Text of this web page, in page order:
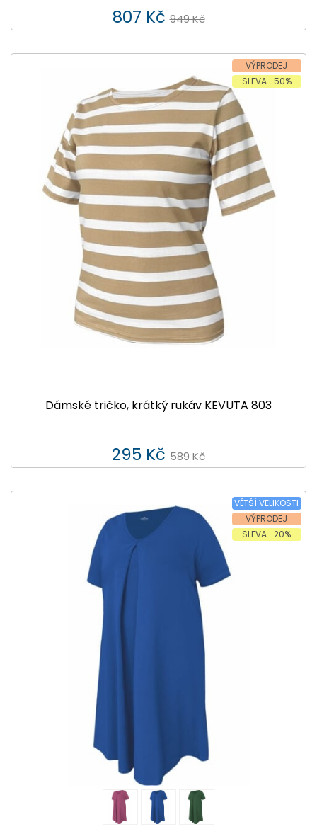
807 Kč 949 Kč
VÝPRODEJ
SLEVA -50%
Dámské tričko, krátký rukáv KEVUTA 803
295 Kč 589 Kč
VĚTŠÍ VELIKOSTI
VÝPRODEJ
SLEVA -20%